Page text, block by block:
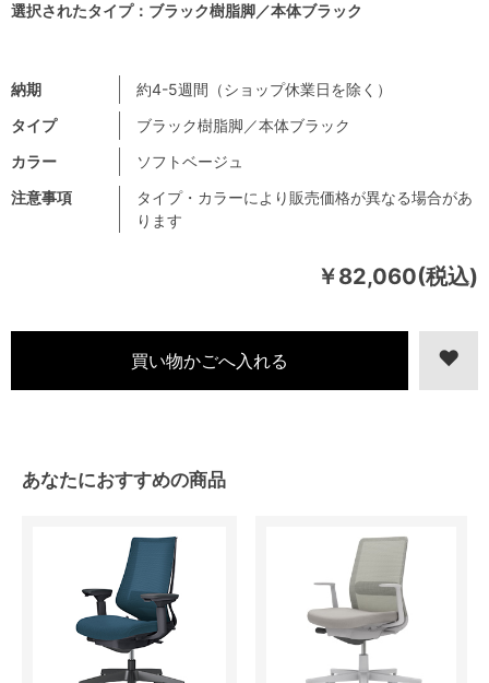
￥82,060(税込)
注意事項
タイプ・カラーにより販売価格が異なる場合があ
ります
納期
約4-5週間（ショップ休業日を除く）
タイプ
ブラック樹脂脚／本体ブラック
カラー
ソフトベージュ
選択されたタイプ：ブラック樹脂脚／本体ブラック
あなたにおすすめの商品